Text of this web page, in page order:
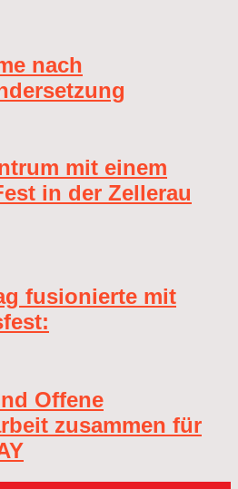
nach
mit einem
in der Zellerau
fusionierte mit
Offene
zusammen für